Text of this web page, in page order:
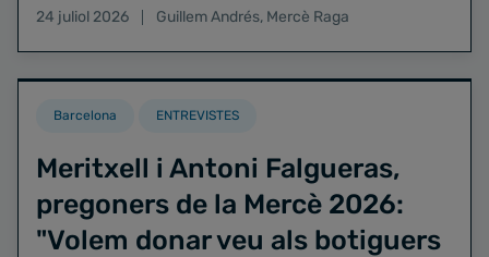
24 juliol 2026
Guillem Andrés, Mercè Raga
Barcelona ENTREVISTES
Meritxell i Antoni Falgueras,
pregoners de la Mercè 2026:
"Volem donar veu als botiguers